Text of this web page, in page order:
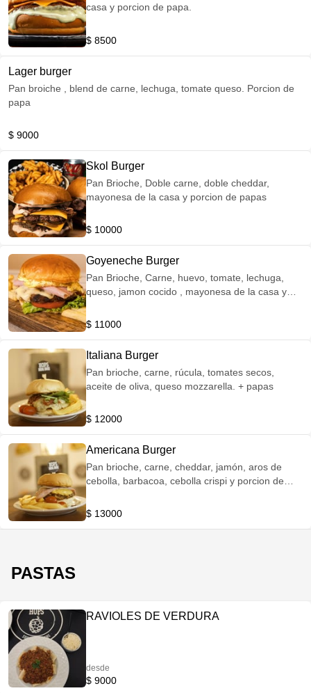
casa y porcion de papa.
$ 8500
Lager burger
Pan broiche , blend de carne, lechuga, tomate queso. Porcion de
papa
$ 9000
Skol Burger
Pan Brioche, Doble carne, doble cheddar,
mayonesa de la casa y porcion de papas
$ 10000
Goyeneche Burger
Pan Brioche, Carne, huevo, tomate, lechuga,
queso, jamon cocido , mayonesa de la casa y
$ 11000
Italiana Burger
Pan brioche, carne, rúcula, tomates secos,
aceite de oliva, queso mozzarella. + papas
$ 12000
Americana Burger
Pan brioche, carne, cheddar, jamón, aros de
cebolla, barbacoa, cebolla crispi y porcion de
$ 13000
PASTAS
RAVIOLES DE VERDURA
desde
$ 9000